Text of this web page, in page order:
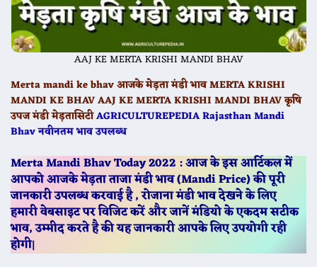
AAJ KE MERTA KRISHI MANDI BHAV
Merta mandi ke bhav आजके मेड़ता मंडी भाव MERTA KRISHI
MANDI KE BHAV AAJ KE MERTA KRISHI MANDI BHAV कृषि
उपज मंडी मेड़तासिटीAGRICULTUREPEDIA Rajasthan Mandi
Bhavनवीनतम भाव उपलब्ध
Merta Mandi Bhav Today 2022 : आज के इस आर्टिकल में
आपको आजके मेड़ता ताजा मंडी भाव (Mandi Price) की पूरी
जानकारी उपलब्ध करवाई है , रोजाना मंडी भाव देखने के लिए
हमारी वेबसाइट पर विजिट करें और जानें मंडियो के एकदम सटीक
भाव, उम्मीद करते है की यह जानकारी आपके लिए उपयोगी रही
होगी|